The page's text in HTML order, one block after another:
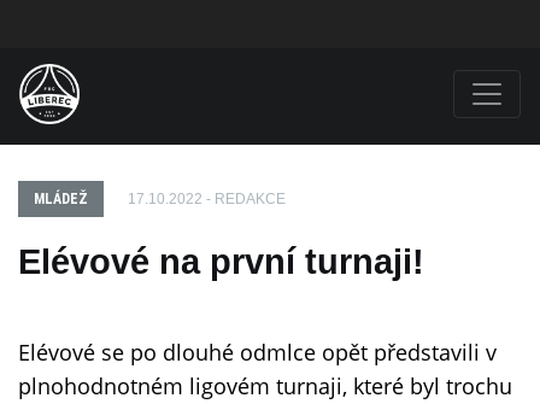
MLÁDEŽ 17.10.2022 - REDAKCE
Elévové na první turnaji!
Elévové se po dlouhé odmlce opět představili v
plnohodnotném ligovém turnaji, které byl trochu